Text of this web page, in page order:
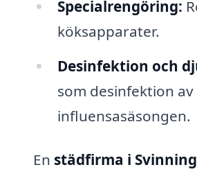
Specialrengöring:
köksapparater.
Desinfektion och
som desinfektion
influensasäsongen.
En städfirma i